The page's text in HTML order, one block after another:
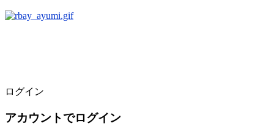
ログイン
アカウントでログイン